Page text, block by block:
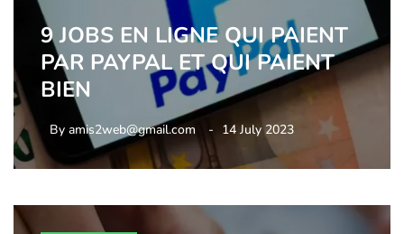
9 JOBS EN LIGNE QUI PAIENT
PAR PAYPAL ET QUI PAIENT
BIEN
By amis2web@gmail.com 14 July 2023